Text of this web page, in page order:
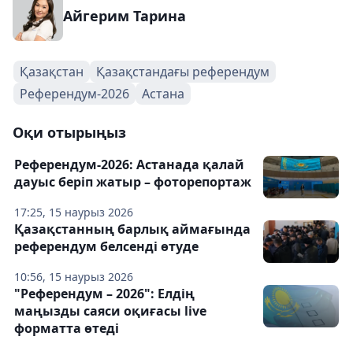
Айгерим Тарина
Қазақстан
Қазақстандағы референдум
Референдум-2026
Астана
Оқи отырыңыз
17:25, 15 наурыз 2026
Референдум-2026: Астанада қалай
дауыс беріп жатыр – фоторепортаж
10:56, 15 наурыз 2026
Қазақстанның барлық аймағында
референдум белсенді өтуде
"Референдум – 2026": Елдің
маңызды саяси оқиғасы live
форматта өтеді